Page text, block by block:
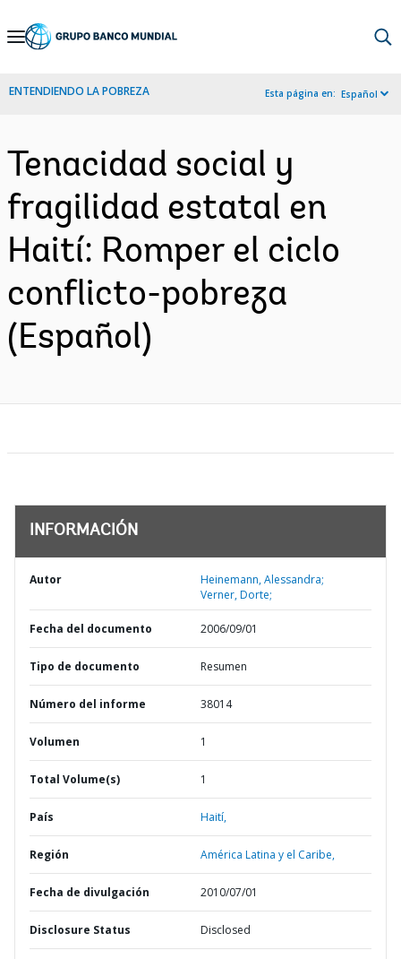
Skip
Navigation
ENTENDIENDO LA POBREZA Esta página en: Español
Tenacidad social y
fragilidad estatal en
Haití: Romper el ciclo
conflicto-pobreza
(Español)
INFORMACIÓN
Autor
Heinemann, Alessandra;
Verner, Dorte;
Fecha del documento 2006/09/01
Tipo de documento Resumen
Número del informe 38014
Volumen 1
Total Volume(s) 1
País Haití,
Región América Latina y el Caribe,
Fecha de divulgación 2010/07/01
Disclosure Status Disclosed